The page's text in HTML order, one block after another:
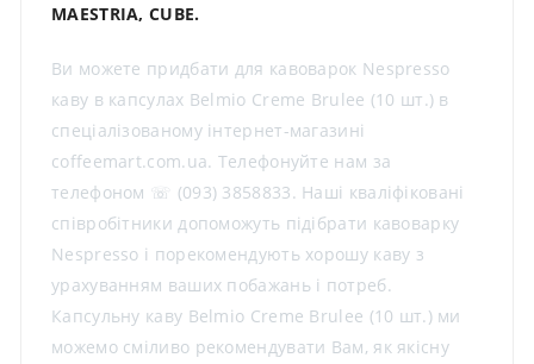
MAESTRIA, CUBE.
Ви можете придбати для кавоварок Nespresso
каву в капсулах Belmio Creme Brulee (10 шт.) в
спеціалізованому інтернет-магазині
coffeemart.com.ua. Телефонуйте нам за
телефоном ☏ (093) 3858833. Наші кваліфіковані
співробітники допоможуть підібрати кавоварку
Nespresso і порекомендують хорошу каву з
урахуванням ваших побажань і потреб.
Капсульну каву Belmio Creme Brulee (10 шт.) ми
можемо сміливо рекомендувати Вам, як якісну